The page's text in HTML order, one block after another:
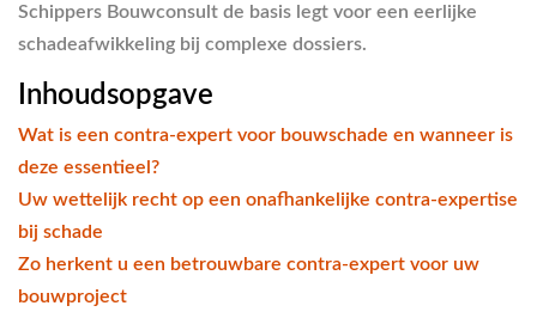
Schippers Bouwconsult de basis legt voor een eerlijke
schadeafwikkeling bij complexe dossiers.
Inhoudsopgave
Wat is een contra-expert voor bouwschade en wanneer is
deze essentieel?
Uw wettelijk recht op een onafhankelijke contra-expertise
bij schade
Zo herkent u een betrouwbare contra-expert voor uw
bouwproject